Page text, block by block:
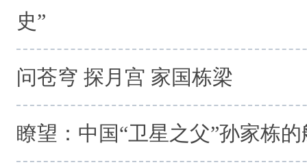
史”
问苍穹 探月宫 家国栋梁
瞭望：中国“卫星之父”孙家栋